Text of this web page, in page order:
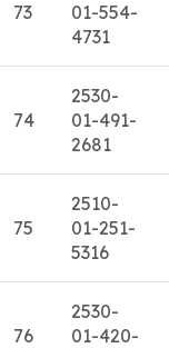
73
01-554-
4731
74
2530-
01-491-
2681
75
2510-
01-251-
5316
76
2530-
01-420-